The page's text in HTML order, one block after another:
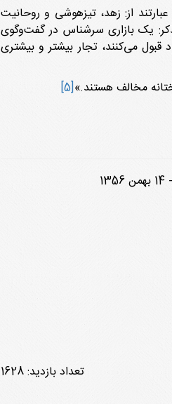
از: زهد، تیزهوشی و روحانیت
یک بازاری سرشناس در گفت‌وگوی
می‌کنند، تجار بیشتر و بیشتری
مخالف هستند.»[5]
تعداد بازدید: 1628